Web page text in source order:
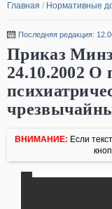
Главная / Нормативные
Последняя редакция:
Приказ
24.10.2002 О
ВНИМАНИЕ: Если